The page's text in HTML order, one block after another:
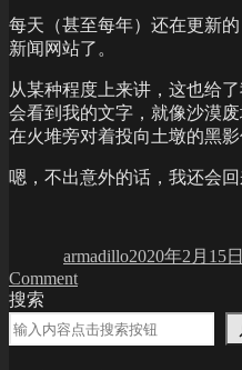
每天（甚至每年）还在更新
新闻网站了。
从某种程度上来讲，这也给
会看到我的文字，就像沙漠
在火堆旁对着投向土墩的黑影
嗯，不出意外的话，我还会回
armadillo2020年2月15日
Commenton
不
小
搜索